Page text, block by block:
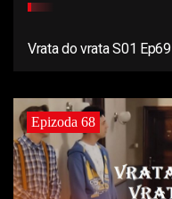
Vrata do vrata S01 Ep69
Epizoda 68